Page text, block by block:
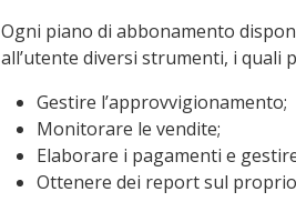
Ogni piano di abbonamento
all’utente diversi strumenti, i quali
Gestire l’approvvigionamento;
Monitorare le vendite;
Elaborare i pagamenti e
Ottenere dei report sul